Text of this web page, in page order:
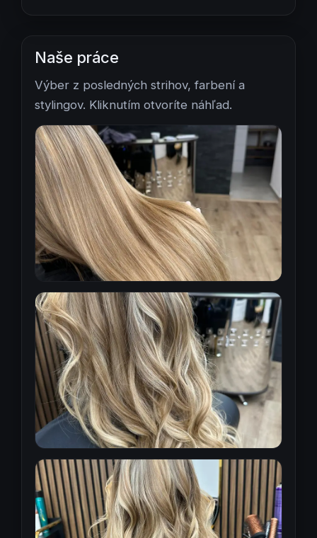
Naše práce
Výber z posledných strihov, farbení a
stylingov. Kliknutím otvoríte náhľad.